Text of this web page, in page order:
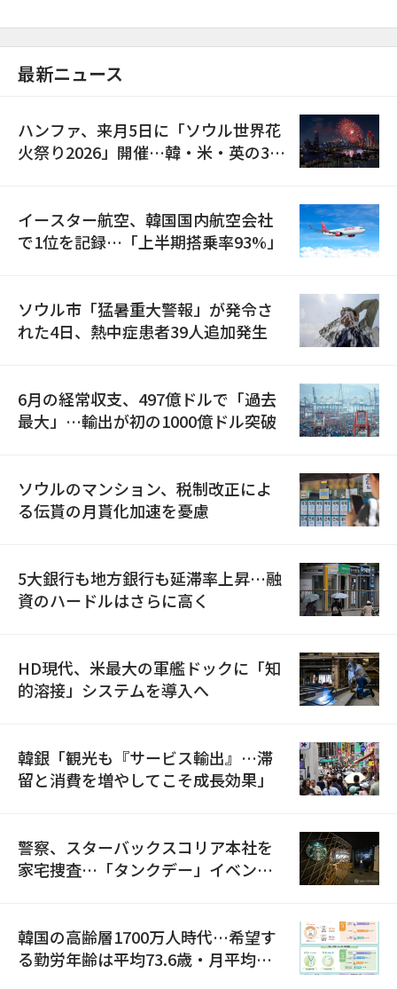
最新ニュース
ハンファ、来月5日に「ソウル世界花
火祭り2026」開催…韓・米・英の3カ
イースター航空、韓国国内航空会社
で1位を記録…「上半期搭乗率93%」
ソウル市「猛暑重大警報」が発令さ
れた4日、熱中症患者39人追加発生
6月の経常収支、497億ドルで「過去
最大」…輸出が初の1000億ドル突破
ソウルのマンション、税制改正によ
る伝貰の月貰化加速を憂慮
5大銀行も地方銀行も延滞率上昇…融
資のハードルはさらに高く
HD現代、米最大の軍艦ドックに「知
的溶接」システムを導入へ
韓銀「観光も『サービス輸出』…滞
留と消費を増やしてこそ成長効果」
警察、スターバックスコリア本社を
家宅捜査…「タンクデー」イベント
韓国の高齢層1700万人時代…希望す
る勤労年齢は平均73.6歳・月平均賃